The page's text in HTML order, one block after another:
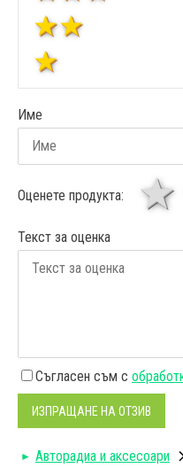
Име
Оценете продукта:
Текст за оценка
Съгласен съм с
ИЗПРАЩАНЕ НА ОТЗИВ
Авторадиa и аксесоари